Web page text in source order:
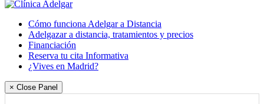
Cómo funciona Adelgar a Distancia
Adelgazar a distancia, tratamientos y precios
Financiación
Reserva tu cita Informativa
¿Vives en Madrid?
× Close Panel